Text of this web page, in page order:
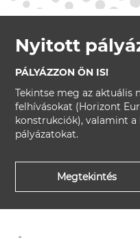
Nyitott
PÁLYÁZZON ÖN IS!
Tekintse meg az aktuális
felhívásokat (Horizont
konstrukciók), valamint a
pályázatokat.
Megtekintés